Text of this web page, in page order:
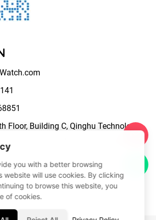
Floor, Building C, Qinghu Technology
Road,Longhua New District Shenzhen,
you with a better browsing
website will use cookies. By clicking
to browse this website, you
of cookies.